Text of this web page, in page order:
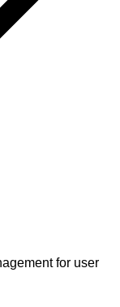
for user